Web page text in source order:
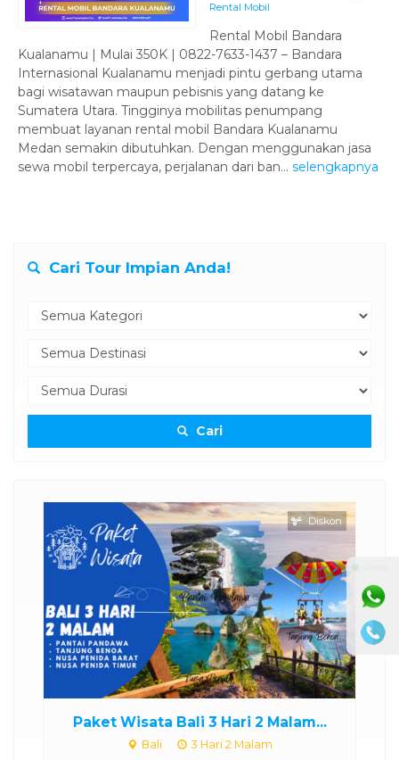
Rental Mobil
Rental Mobil Bandara
Kualanamu | Mulai 350K | 0822-7633-1437 – Bandara
Internasional Kualanamu menjadi pintu gerbang utama
bagi wisatawan maupun pebisnis yang datang ke
Sumatera Utara. Tingginya mobilitas penumpang
membuat layanan rental mobil Bandara Kualanamu
Medan semakin dibutuhkan. Dengan menggunakan jasa
sewa mobil terpercaya, perjalanan dari ban... selengkapnya
Cari Tour Impian Anda!
Cari
Paket Wisata Bali 3 Hari 2 Malam...
Bali 3 Hari 2 Malam
Diskon